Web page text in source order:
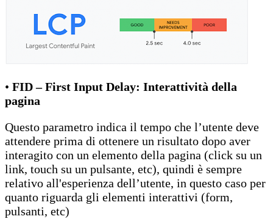
• FID – First Input Delay: Interattività della
pagina
Questo parametro indica il tempo che l’utente deve
attendere prima di ottenere un risultato dopo aver
interagito con un elemento della pagina (click su un
link, touch su un pulsante, etc), quindi è sempre
relativo all'esperienza dell’utente, in questo caso per
quanto riguarda gli elementi interattivi (form,
pulsanti, etc)